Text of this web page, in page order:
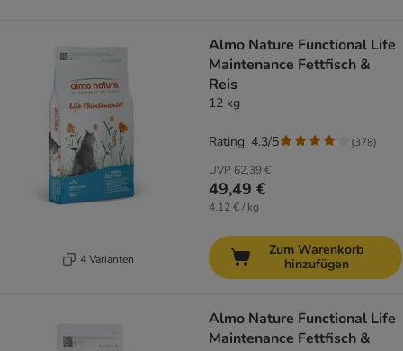
4 Varianten
Almo Nature Functional Life
Maintenance Fettfisch &
Reis
12 kg
UVP 62,39 €
49,49 €
4,12 € / kg
Rating: 4.3/5 (378)
Zum Warenkorb
hinzufügen
Almo Nature Functional Life
Maintenance Fettfisch &